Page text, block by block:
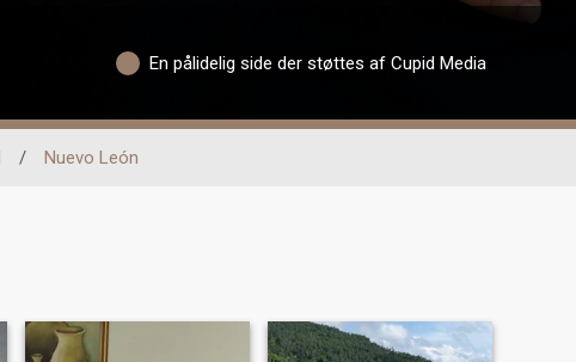
En pålidelig side der støttes af Cupid Media
/ Nuevo León